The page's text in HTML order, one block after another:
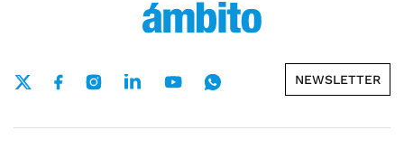
NEWSLETTER